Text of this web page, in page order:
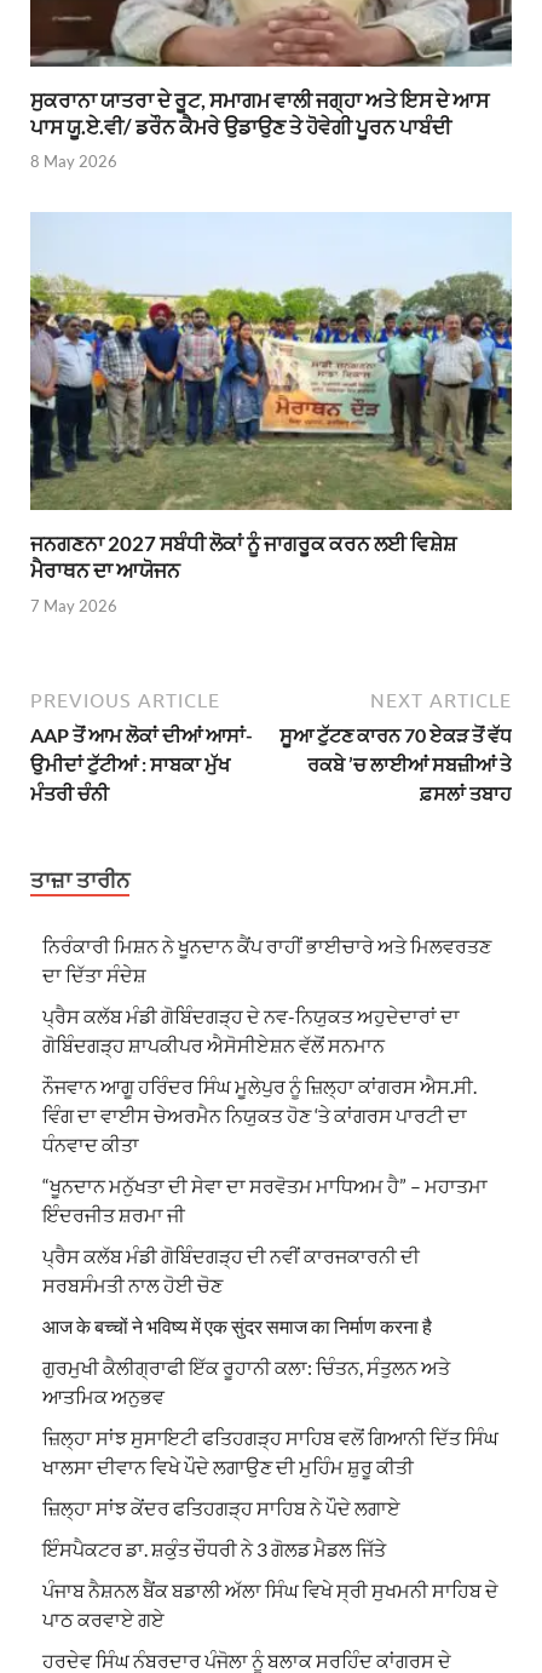
ਸੁਕਰਾਨਾ ਯਾਤਰਾ ਦੇ ਰੂਟ, ਸਮਾਗਮ ਵਾਲੀ ਜਗ੍ਹਾ ਅਤੇ ਇਸ ਦੇ ਆਸ
ਪਾਸ ਯੂ.ਏ.ਵੀ/ ਡਰੌਨ ਕੈਮਰੇ ਉਡਾਉਣ ਤੇ ਹੋਵੇਗੀ ਪੂਰਨ ਪਾਬੰਦੀ
8 May 2026
ਜਨਗਣਨਾ 2027 ਸਬੰਧੀ ਲੋਕਾਂ ਨੂੰ ਜਾਗਰੂਕ ਕਰਨ ਲਈ ਵਿਸ਼ੇਸ਼
ਮੈਰਾਥਨ ਦਾ ਆਯੋਜਨ
7 May 2026
PREVIOUS ARTICLE
AAP ਤੋਂ ਆਮ ਲੋਕਾਂ ਦੀਆਂ ਆਸਾਂ-
ਉਮੀਦਾਂ ਟੁੱਟੀਆਂ : ਸਾਬਕਾ ਮੁੱਖ
ਮੰਤਰੀ ਚੰਨੀ
NEXT ARTICLE
ਸੂਆ ਟੁੱਟਣ ਕਾਰਨ 70 ਏਕੜ ਤੋਂ ਵੱਧ
ਰਕਬੇ ’ਚ ਲਾਈਆਂ ਸਬਜ਼ੀਆਂ ਤੇ
ਫ਼ਸਲਾਂ ਤਬਾਹ
ਤਾਜ਼ਾ ਤਾਰੀਨ
ਨਿਰੰਕਾਰੀ ਮਿਸ਼ਨ ਨੇ ਖੂਨਦਾਨ ਕੈਂਪ ਰਾਹੀਂ ਭਾਈਚਾਰੇ ਅਤੇ ਮਿਲਵਰਤਣ
ਦਾ ਦਿੱਤਾ ਸੰਦੇਸ਼
ਪ੍ਰੈਸ ਕਲੱਬ ਮੰਡੀ ਗੋਬਿੰਦਗੜ੍ਹ ਦੇ ਨਵ-ਨਿਯੁਕਤ ਅਹੁਦੇਦਾਰਾਂ ਦਾ
ਗੋਬਿੰਦਗੜ੍ਹ ਸ਼ਾਪਕੀਪਰ ਐਸੋਸੀਏਸ਼ਨ ਵੱਲੋਂ ਸਨਮਾਨ
ਨੌਜਵਾਨ ਆਗੂ ਹਰਿੰਦਰ ਸਿੰਘ ਮੂਲੇਪੁਰ ਨੂੰ ਜ਼ਿਲ੍ਹਾ ਕਾਂਗਰਸ ਐਸ.ਸੀ.
ਵਿੰਗ ਦਾ ਵਾਈਸ ਚੇਅਰਮੈਨ ਨਿਯੁਕਤ ਹੋਣ ‘ਤੇ ਕਾਂਗਰਸ ਪਾਰਟੀ ਦਾ
ਧੰਨਵਾਦ ਕੀਤਾ
“ਖੂਨਦਾਨ ਮਨੁੱਖਤਾ ਦੀ ਸੇਵਾ ਦਾ ਸਰਵੋਤਮ ਮਾਧਿਅਮ ਹੈ” – ਮਹਾਤਮਾ
ਇੰਦਰਜੀਤ ਸ਼ਰਮਾ ਜੀ
ਪ੍ਰੈਸ ਕਲੱਬ ਮੰਡੀ ਗੋਬਿੰਦਗੜ੍ਹ ਦੀ ਨਵੀਂ ਕਾਰਜਕਾਰਨੀ ਦੀ
ਸਰਬਸੰਮਤੀ ਨਾਲ ਹੋਈ ਚੋਣ
आज के बच्चों ने भविष्य में एक सुंदर समाज का निर्माण करना है
ਗੁਰਮੁਖੀ ਕੈਲੀਗ੍ਰਾਫੀ ਇੱਕ ਰੂਹਾਨੀ ਕਲਾ: ਚਿੰਤਨ, ਸੰਤੁਲਨ ਅਤੇ
ਆਤਮਿਕ ਅਨੁਭਵ
ਜ਼ਿਲ੍ਹਾ ਸਾਂਝ ਸੁਸਾਇਟੀ ਫਤਿਹਗੜ੍ਹ ਸਾਹਿਬ ਵਲੋਂ ਗਿਆਨੀ ਦਿੱਤ ਸਿੰਘ
ਖਾਲਸਾ ਦੀਵਾਨ ਵਿਖੇ ਪੌਦੇ ਲਗਾਉਣ ਦੀ ਮੁਹਿੰਮ ਸ਼ੁਰੂ ਕੀਤੀ
ਜ਼ਿਲ੍ਹਾ ਸਾਂਝ ਕੇਂਦਰ ਫਤਿਹਗੜ੍ਹ ਸਾਹਿਬ ਨੇ ਪੌਦੇ ਲਗਾਏ
ਇੰਸਪੈਕਟਰ ਡਾ. ਸ਼ਕੁੰਤ ਚੌਧਰੀ ਨੇ 3 ਗੋਲਡ ਮੈਡਲ ਜਿੱਤੇ
ਪੰਜਾਬ ਨੈਸ਼ਨਲ ਬੈਂਕ ਬਡਾਲੀ ਅੱਲਾ ਸਿੰਘ ਵਿਖੇ ਸ੍ਰੀ ਸੁਖਮਨੀ ਸਾਹਿਬ ਦੇ
ਪਾਠ ਕਰਵਾਏ ਗਏ
ਹਰਦੇਵ ਸਿੰਘ ਨੰਬਰਦਾਰ ਪੰਜੋਲਾ ਨੂੰ ਬਲਾਕ ਸਰਹਿੰਦ ਕਾਂਗਰਸ ਦੇ